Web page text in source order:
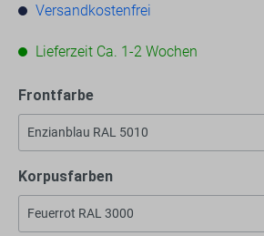
Versandkostenfrei
Lieferzeit Ca. 1-2 Wochen
Frontfarbe
Korpusfarben